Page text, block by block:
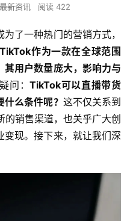
最新资讯 阅读 422
了一种热门的营销方式，
TikTok作为一款在全球范围
其用户数量庞大，影响力与
问：TikTok可以直播带货
么条件呢？ 这不仅关系到
销售渠道，也关乎广大创
现。接下来，就让我们深